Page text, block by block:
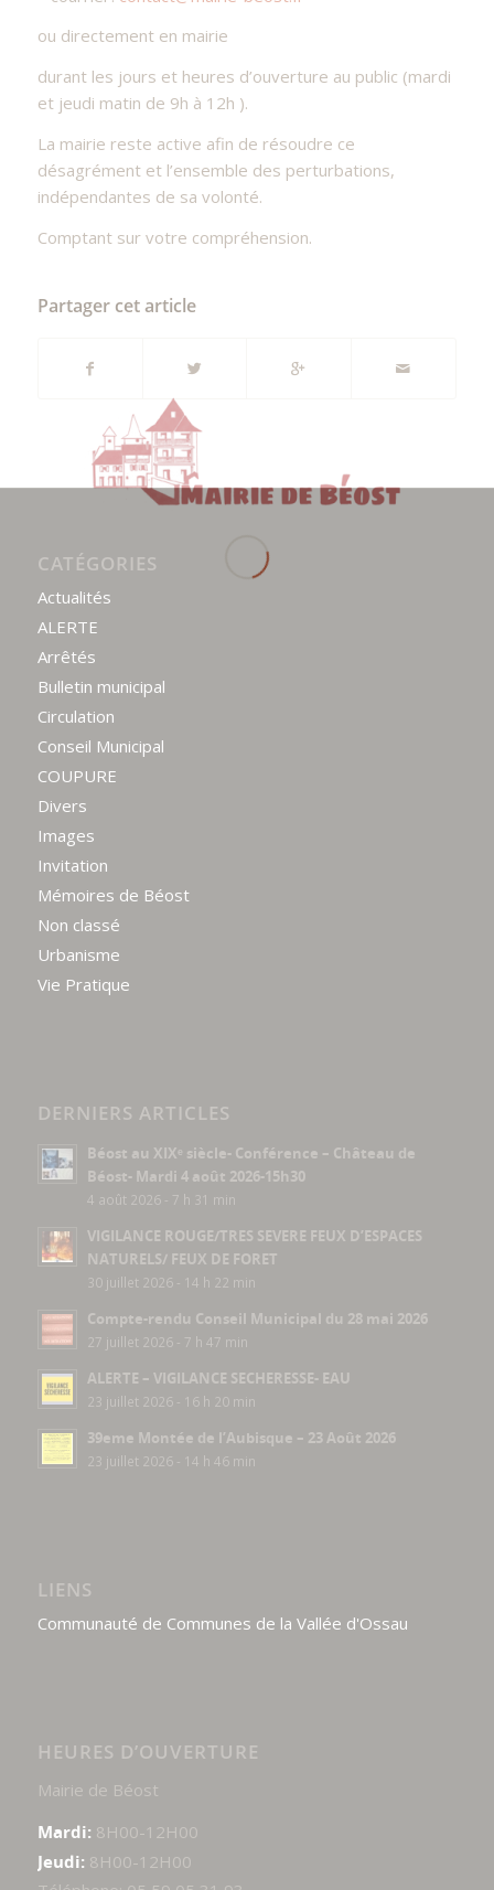
ou directement en mairie
durant les jours et heures d’ouverture au public (mardi
et jeudi matin de 9h à 12h ).
La mairie reste active afin de résoudre ce
désagrément et l’ensemble des perturbations,
indépendantes de sa volonté.
Comptant sur votre compréhension.
Partager cet article
CATÉGORIES
Actualités
ALERTE
Arrêtés
Bulletin municipal
Circulation
Conseil Municipal
COUPURE
Divers
Images
Invitation
Mémoires de Béost
Non classé
Urbanisme
Vie Pratique
DERNIERS ARTICLES
Béost au XIXᵉ siècle- Conférence – Château de
Béost- Mardi 4 août 2026-15h30
4 août 2026 - 7 h 31 min
VIGILANCE ROUGE/TRES SEVERE FEUX D’ESPACES
NATURELS/ FEUX DE FORET
30 juillet 2026 - 14 h 22 min
Compte-rendu Conseil Municipal du 28 mai 2026
27 juillet 2026 - 7 h 47 min
ALERTE – VIGILANCE SECHERESSE- EAU
23 juillet 2026 - 16 h 20 min
39eme Montée de l’Aubisque – 23 Août 2026
23 juillet 2026 - 14 h 46 min
LIENS
Communauté de Communes de la Vallée d'Ossau
HEURES D’OUVERTURE
Mairie de Béost
Mardi: 8H00-12H00
Jeudi: 8H00-12H00